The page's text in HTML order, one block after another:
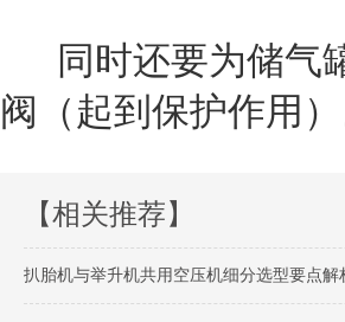
同时还要为储气
阀（起到保护作用）
【相关推荐】
扒胎机与举升机共用空压机细分选型要点解